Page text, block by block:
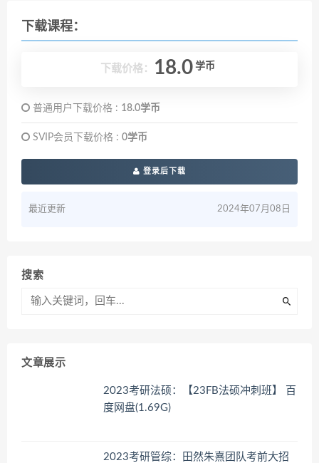
下载课程：
下载价格： 18.0 学币
普通用户下载价格 : 18.0学币
SVIP会员下载价格 : 0学币
登录后下载
最近更新 2024年07月08日
搜索
文章展示
2023考研法硕：【23FB法硕冲刺班】 百
度网盘(1.69G)
2023考研管综：田然朱熹团队考前大招